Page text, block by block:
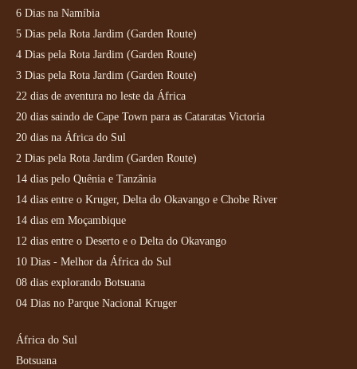
6 Dias na Namíbia
5 Dias pela Rota Jardim (Garden Route)
4 Dias pela Rota Jardim (Garden Route)
3 Dias pela Rota Jardim (Garden Route)
22 dias de aventura no leste da África
20 dias saindo de Cape Town para as Cataratas Victoria
20 dias na África do Sul
2 Dias pela Rota Jardim (Garden Route)
14 dias pelo Quênia e Tanzânia
14 dias entre o Kruger, Delta do Okavango e Chobe River
14 dias em Moçambique
12 dias entre o Deserto e o Delta do Okavango
10 Dias - Melhor da África do Sul
08 dias explorando Botsuana
04 Dias no Parque Nacional Kruger
África do Sul
Botsuana